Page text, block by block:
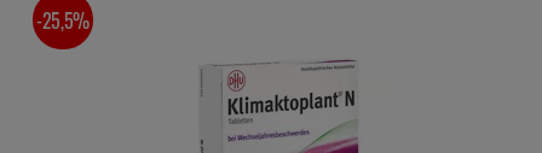
SIE SPAREN
-25,5%